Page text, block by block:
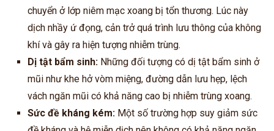
chuyển ở lớp niêm mạc xoang bị tổn thương. Lúc này
dịch nhầy ứ đọng, cản trở quá trình lưu thông của không
khí và gây ra hiện tượng nhiễm trùng.
Dị tật bẩm sinh: Những đối tượng có dị tật bẩm sinh ở
mũi như khe hở vòm miệng, đường dẫn lưu hẹp, lệch
vách ngăn mũi có khả năng cao bị nhiễm trùng xoang.
Sức đề kháng kém: Một số trường hợp suy giảm sức